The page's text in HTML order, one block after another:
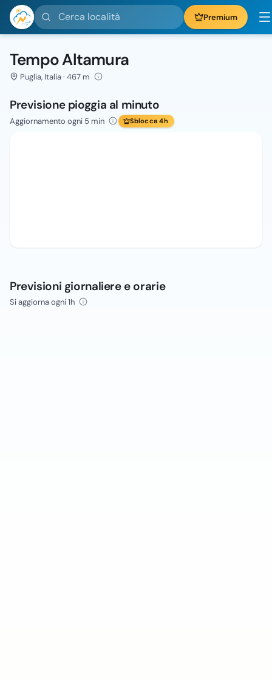
Cerca località Premium
Tempo Altamura
Puglia, Italia · 467 m
Previsione pioggia al minuto
Aggiornamento ogni 5 min Sblocca 4h
Previsioni giornaliere e orarie
Si aggiorna ogni 1h